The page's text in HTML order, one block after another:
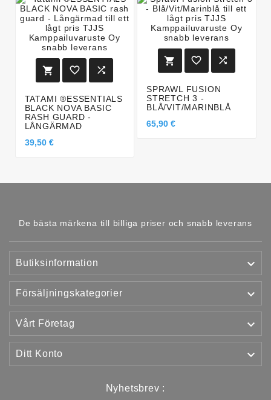
  
TATAMI ®ESSENTIALS
BLACK NOVA BASIC
RASH GUARD -
LÅNGÄRMAD
39,50 €
  
SPRAWL FUSION
STRETCH 3 -
BLÅ/VIT/MARINBLÅ
65,90 €
De bästa märkena till billiga priser och snabb leverans
Butiksinformation 
Försäljningskategorier 
Vårt Företag 
Ditt Konto 
Nyhetsbrev :